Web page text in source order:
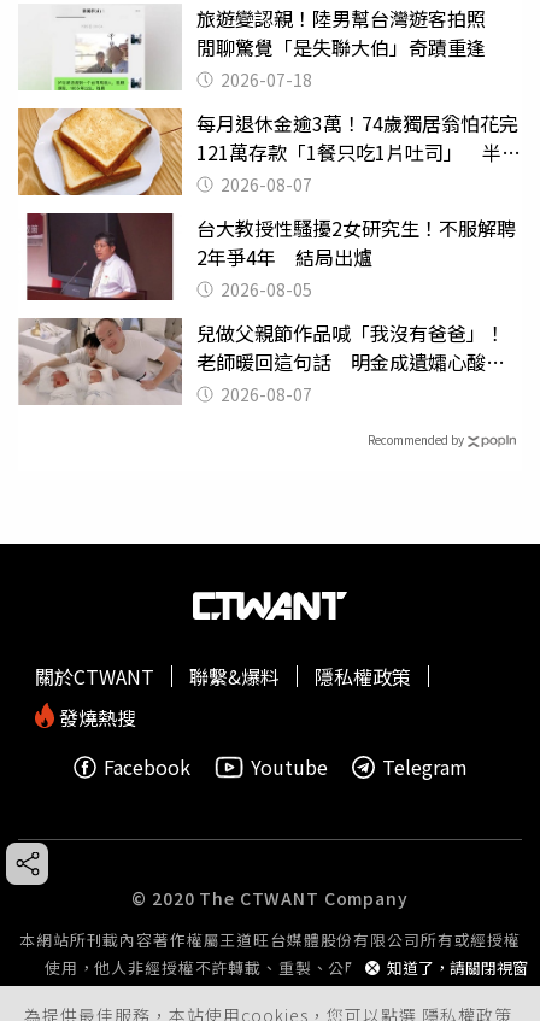
旅遊變認親！陸男幫台灣遊客拍照
閒聊驚覺「是失聯大伯」奇蹟重逢
2026-07-18
每月退休金逾3萬！74歲獨居翁怕花完
121萬存款「1餐只吃1片吐司」 半年
後暴瘦嚇壞女兒
2026-08-07
台大教授性騷擾2女研究生！不服解聘
2年爭4年 結局出爐
2026-08-05
兒做父親節作品喊「我沒有爸爸」！
老師暖回這句話 明金成遺孀心酸惹
淚 2026-08-07
Recommended by
為提供最佳服務，本站使用cookies，您可以點選 隱私權政策
知道了，請關閉視窗
關於CTWANT 聯繫&爆料
隱私權政策
發燒熱搜
Facebook
Youtube Telegram
© 2020 The CTWANT Company
本網站所刊載內容著作權屬王道旺台媒體股份有限公司所有或經授權
使用，他人非經授權不許轉載、重製、公開播送或公開傳輸。